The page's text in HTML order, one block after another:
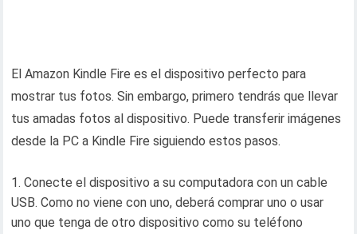
El Amazon Kindle Fire es el dispositivo perfecto para
mostrar tus fotos. Sin embargo, primero tendrás que llevar
tus amadas fotos al dispositivo. Puede transferir imágenes
desde la PC a Kindle Fire siguiendo estos pasos.
Conecte el dispositivo a su computadora con un cable
USB. Como no viene con uno, deberá comprar uno o usar
uno que tenga de otro dispositivo como su teléfono